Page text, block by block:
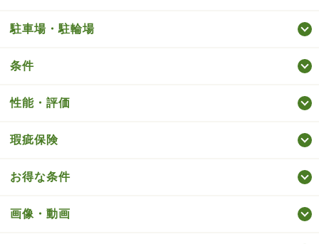
駐車場・駐輪場
条件
性能・評価
瑕疵保険
お得な条件
画像・動画